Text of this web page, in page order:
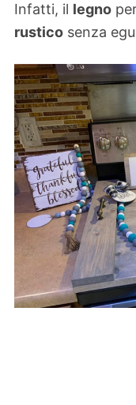
Infatti, il legno
rustico senza